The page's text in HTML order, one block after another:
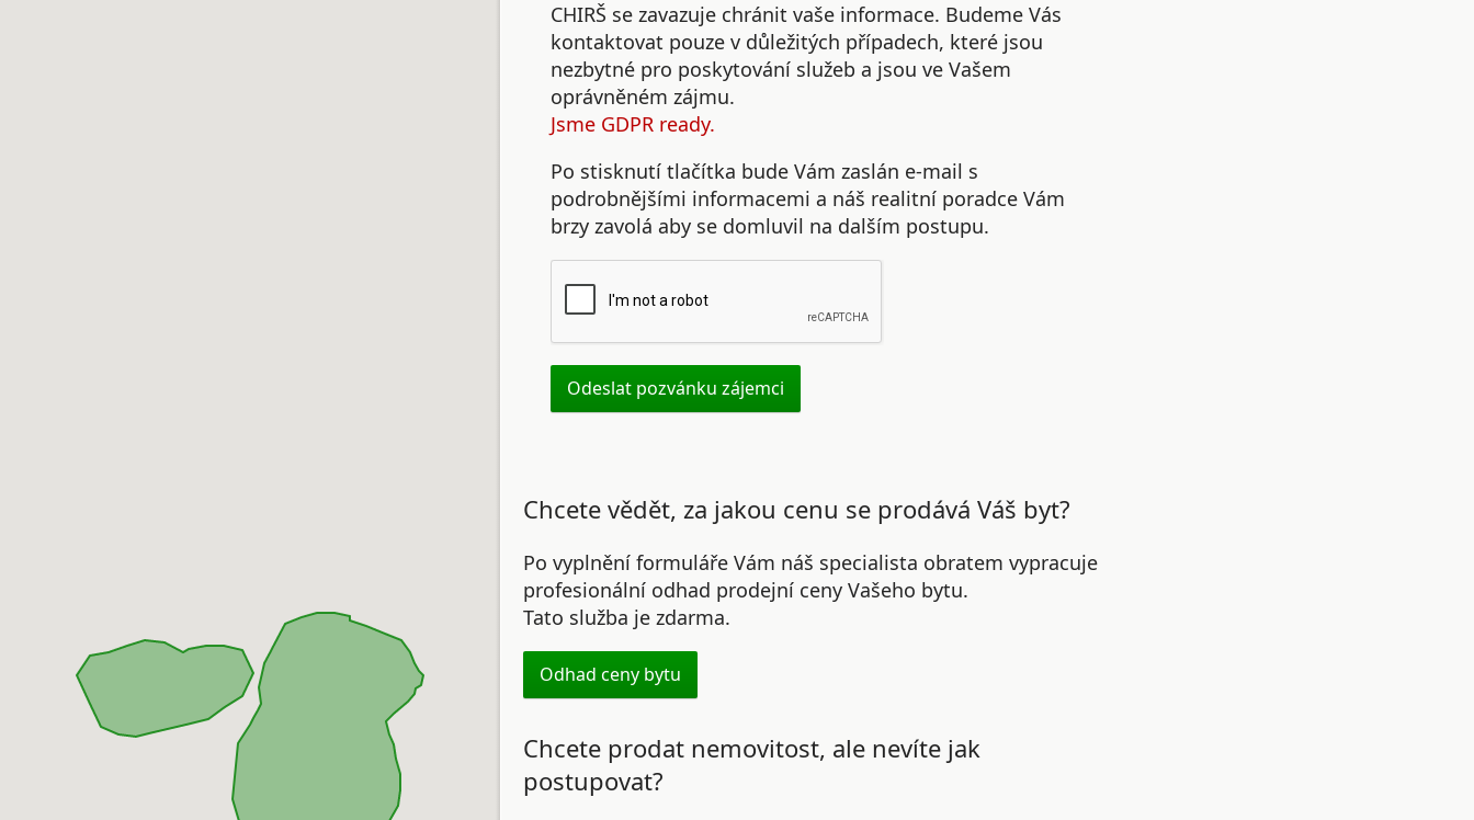
CHIRŠ se zavazuje chránit vaše informace. Budeme Vás
kontaktovat pouze v důležitých případech, které jsou
nezbytné pro poskytování služeb a jsou ve Vašem
oprávněném zájmu.
Jsme GDPR ready.
Po stisknutí tlačítka bude Vám zaslán e-mail s
podrobnějšími informacemi a náš realitní poradce Vám
brzy zavolá aby se domluvil na dalším postupu.
Chcete vědět, za jakou cenu se prodává Váš byt?
Po vyplnění formuláře Vám náš specialista obratem vypracuje
profesionální odhad prodejní ceny Vašeho bytu.
Tato služba je zdarma.
Odhad ceny bytu
Chcete prodat nemovitost, ale nevíte jak
postupovat?